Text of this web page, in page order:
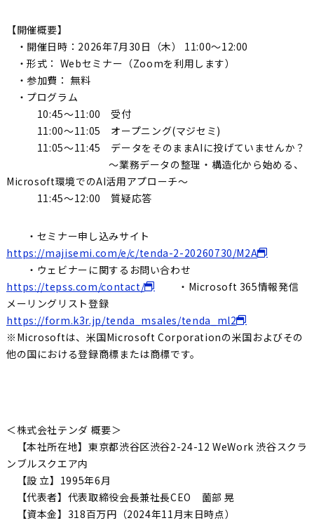
【開催概要】
・開催日時：2026年7月30日（木） 11:00～12:00
・形式： Webセミナー（Zoomを利用します）
・参加費： 無料
・プログラム
10:45～11:00 受付
11:00～11:05 オープニング(マジセミ)
11:05～11:45 データをそのままAIに投げていませんか？
～業務データの整理・構造化から始める、
Microsoft環境でのAI活用アプローチ～
11:45～12:00 質疑応答
・セミナー申し込みサイト
https://majisemi.com/e/c/tenda-2-20260730/M2A
・ウェビナーに関するお問い合わせ
https://tepss.com/contact/
・Microsoft 365情報発信
メーリングリスト登録
https://form.k3r.jp/tenda_msales/tenda_ml2
※Microsoftは、米国Microsoft Corporationの米国およびその
他の国における登録商標または商標です。
＜株式会社テンダ 概要＞
【本社所在地】東京都渋谷区渋谷2-24-12 WeWork 渋谷スクラ
ンブルスクエア内
【設 立】1995年6月
【代表者】代表取締役会長兼社長CEO 薗部 晃
【資本金】318百万円（2024年11月末日時点）